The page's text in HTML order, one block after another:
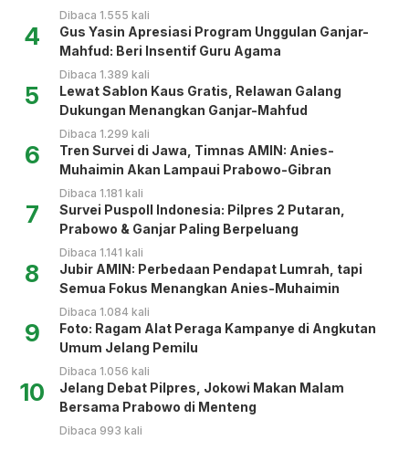
Dibaca 1.555 kali
4
Gus Yasin Apresiasi Program Unggulan Ganjar-
Mahfud: Beri Insentif Guru Agama
Dibaca 1.389 kali
5
Lewat Sablon Kaus Gratis, Relawan Galang
Dukungan Menangkan Ganjar-Mahfud
Dibaca 1.299 kali
6
Tren Survei di Jawa, Timnas AMIN: Anies-
Muhaimin Akan Lampaui Prabowo-Gibran
Dibaca 1.181 kali
7
Survei Puspoll Indonesia: Pilpres 2 Putaran,
Prabowo & Ganjar Paling Berpeluang
Dibaca 1.141 kali
8
Jubir AMIN: Perbedaan Pendapat Lumrah, tapi
Semua Fokus Menangkan Anies-Muhaimin
Dibaca 1.084 kali
9
Foto: Ragam Alat Peraga Kampanye di Angkutan
Umum Jelang Pemilu
Dibaca 1.056 kali
10
Jelang Debat Pilpres, Jokowi Makan Malam
Bersama Prabowo di Menteng
Dibaca 993 kali